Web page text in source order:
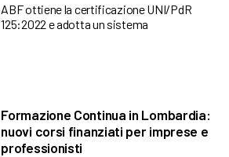
ABF ottiene la certificazione UNI/PdR
125:2022 e adotta un sistema
Formazione Continua in Lombardia:
nuovi corsi finanziati per imprese e
professionisti